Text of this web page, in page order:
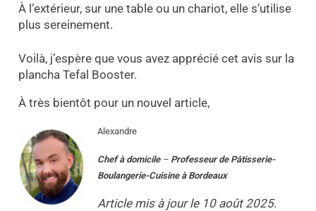
À l’extérieur, sur une table ou un chariot, elle s’utilise
plus sereinement.
Voilà, j’espère que vous avez apprécié cet avis sur la
plancha Tefal Booster.
À très bientôt pour un nouvel article,
Alexandre
Chef à domicile– Professeur de Pâtisserie-
Boulangerie-Cuisine à Bordeaux
Article mis à jour le 10 août 2025.